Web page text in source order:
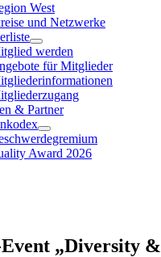
West
und Netzwerke
werden
für Mitglieder
& Partner
Award 2026
„Diversity &